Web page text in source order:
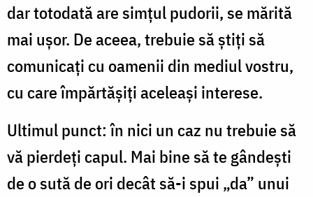
dar totodată are simţul pudorii, se mărită
mai uşor. De aceea, trebuie să ştiţi să
comunicaţi cu oamenii din mediul vostru,
cu care împărtăşiţi aceleaşi interese.
Ultimul punct: în nici un caz nu trebuie să
vă pierdeţi capul. Mai bine să te gândeşti
de o sută de ori decât să-i spui „da” unui